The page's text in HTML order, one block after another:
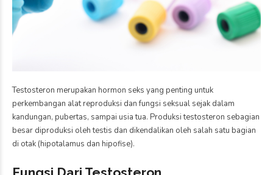
Testosteron merupakan hormon seks yang penting untuk
perkembangan alat reproduksi dan fungsi seksual sejak dalam
kandungan, pubertas, sampai usia tua. Produksi testosteron sebagian
besar diproduksi oleh testis dan dikendalikan oleh salah satu bagian
di otak (hipotalamus dan hipofise).